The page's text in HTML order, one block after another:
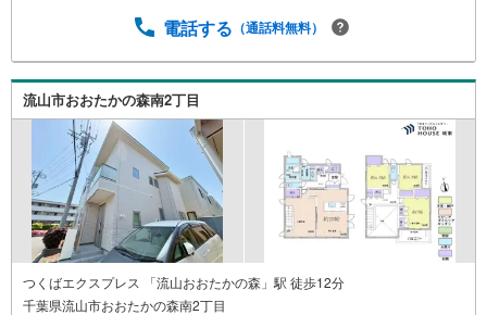
ュレーション。「月々いくらなら安心か」をプロが明確に
はありません。専属FPがお引渡し後も一生涯お守りしま
す。 Yahoo！不動産キャンペーン対象店舗 当店でのご成約
でPayPayボーナスがもらえるキャンペーン対象です！※必
ずYahoo！ JAPAN IDでログインの上お問い合わせくださ
い。
電話する （通話料無料）
流山市おおたかの森南2丁目
つくばエクスプレス 「流山おおたかの森」駅 徒歩12分
千葉県流山市おおたかの森南2丁目